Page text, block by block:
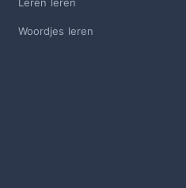
Leren leren
Woordjes leren